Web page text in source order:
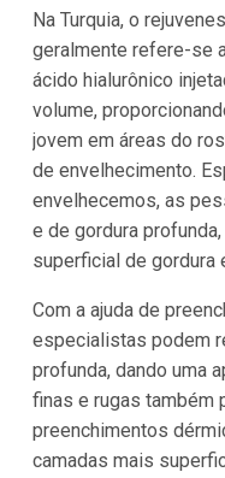
Na Turquia, o
geralmente refere-se
ácido hialurônico
volume,
jovem em áreas do
de envelhecimento.
envelhecemos, as
e de gordura
superficial de gordura
Com a ajuda de
especialistas podem
profunda, dando uma
finas e rugas também
preenchimentos
camadas mais